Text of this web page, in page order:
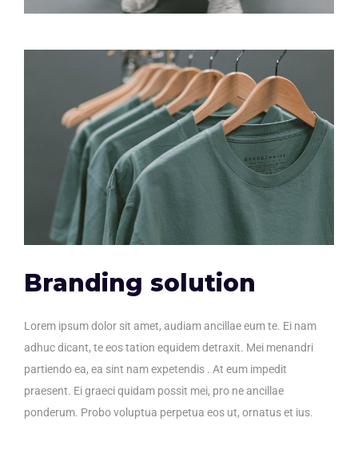
Branding solution
Lorem ipsum dolor sit amet, audiam ancillae eum te. Ei nam
adhuc dicant, te eos tation equidem detraxit. Mei menandri
partiendo ea, ea sint nam expetendis . At eum impedit
praesent. Ei graeci quidam possit mei, pro ne ancillae
ponderum. Probo voluptua perpetua eos ut, ornatus et ius.